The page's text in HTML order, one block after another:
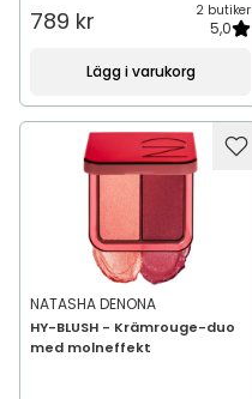
789 kr 2 butiker
5,0
Lägg i varukorg
NATASHA DENONA
HY-BLUSH - Krämrouge-duo
med molneffekt